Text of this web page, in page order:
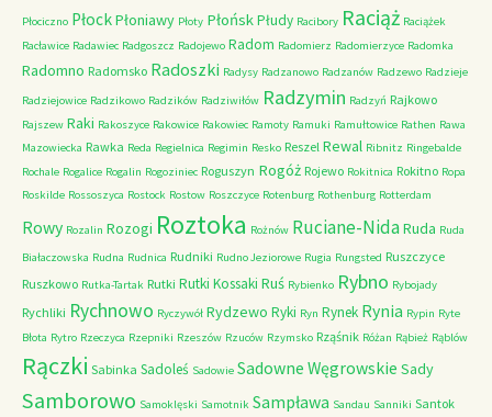
Płociczno PłockPłoniawy Płoty PłońskPłudy Racibory Raciąż Raciążek
Racławice Radawiec Radgoszcz Radojewo Radom Radomierz Radomierzyce Radomka
Radomno Radomsko Radoszki Radysy Radzanowo Radzanów Radzewo Radzieje
Radziejowice Radzikowo Radzików Radziwiłów Radzymin Radzyń Rajkowo
Rajszew Raki Rakoszyce Rakowice Rakowiec Ramoty Ramuki Ramułtowice Rathen Rawa
Mazowiecka Rawka Reda Regielnica Regimin Resko Reszel Rewal Ribnitz Ringebalde
Rochale Rogalice Rogalin Rogoziniec Roguszyn Rogóż Rojewo Rokitnica Rokitno Ropa
Roskilde Rossoszyca Rostock Rostow Roszczyce Rotenburg Rothenburg Rotterdam
Rowy Rozalin Rozogi Roztoka Rożnów Ruciane-NidaRuda Ruda
Białaczowska Rudna Rudnica Rudniki Rudno Jeziorowe Rugia Rungsted Ruszczyce
Ruszkowo Rutka-Tartak Rutki Rutki Kossaki Ruś Rybienko Rybno Rybojady
Rychliki Rychnowo Ryczywół Rydzewo Ryki Ryn Rynek Rynia Rypin Ryte
Błota Rytro Rzeczyca Rzepniki Rzeszów Rzuców Rzymsko Rząśnik Różan Rąbież Rąblów
Rączki Sabinka Sadoleś Sadowie Sadowne Węgrowskie Sady
Samborowo Samoklęski Samotnik Sampława Sandau Sanniki Santok